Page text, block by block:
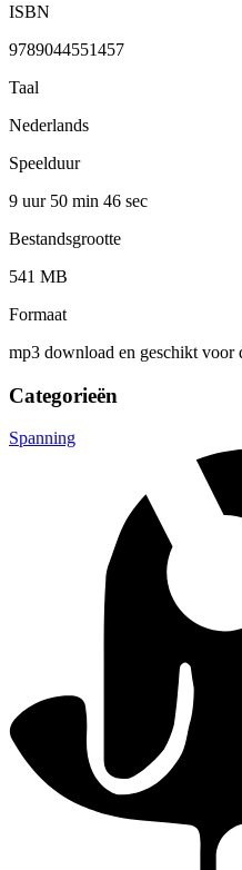
ISBN
9789044551457
Taal
Nederlands
Speelduur
9 uur 50 min 46 sec
Bestandsgrootte
541 MB
Formaat
mp3 download en geschikt voor
Categorieën
Spanning